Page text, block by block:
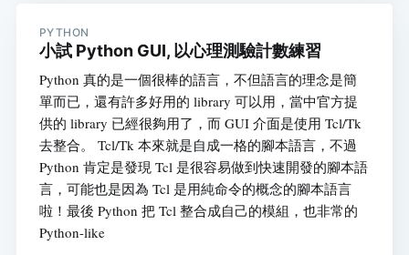
PYTHON
小試 Python GUI, 以心理測驗計數練習
Python 真的是一個很棒的語言，不但語言的理念是簡
單而已，還有許多好用的 library 可以用，當中官方提
供的 library 已經很夠用了，而 GUI 介面是使用 Tcl/Tk
去整合。 Tcl/Tk 本來就是自成一格的腳本語言，不過
Python 肯定是發現 Tcl 是很容易做到快速開發的腳本語
言，可能也是因為 Tcl 是用純命令的概念的腳本語言
啦！最後 Python 把 Tcl 整合成自己的模組，也非常的
Python-like